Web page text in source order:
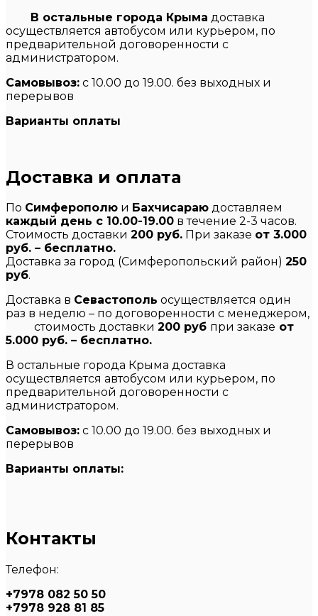
В остальные города Крыма доставка
осуществляется автобусом или курьером, по
предварительной договоренности с
администратором.
Самовывоз: с 10.00 до 19.00. без выходных и
перерывов
Варианты оплаты
Доставка и оплата
По Симферополю и Бахчисараю доставляем
каждый день с 10.00-19.00 в течение 2-3 часов.
Стоимость доставки 200 руб. При заказе от 3.000
руб. – бесплатно.
Доставка за город (Симферопольский район) 250
руб.
Доставка в Севастополь осуществляется один
раз в неделю – по договоренности с менеджером,
стоимость доставки 200 руб при заказе от
5.000 руб. – бесплатно.
В остальные города Крыма доставка
осуществляется автобусом или курьером, по
предварительной договоренности с
администратором.
Самовывоз: с 10.00 до 19.00. без выходных и
перерывов
Варианты оплаты:
Контакты
Телефон:
+7978 082 50 50
+7978 928 81 85